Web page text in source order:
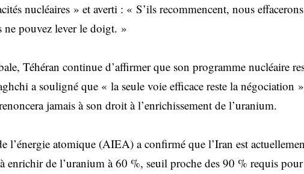
nucléaires » et averti : « S’ils recommencent, nous
ne pouvez lever le doigt. »
Téhéran continue d’affirmer que son programme nucléaire
a souligné que « la seule voie efficace reste la négociation
jamais à son droit à l’enrichissement de l’uranium.
l’énergie atomique (AIEA) a confirmé que l’Iran est
enrichir de l’uranium à 60 %, seuil proche des 90 % requis